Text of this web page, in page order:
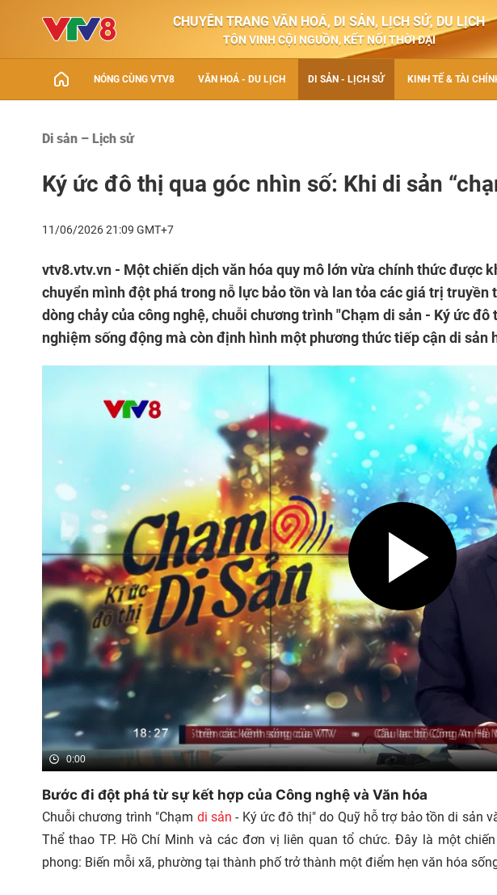
CHUYÊN TRANG VĂN HOÁ, DI SẢN, LỊCH SỬ, DU LỊCH
TÔN VINH CỘI NGUỒN, KẾT NỐI THỜI ĐẠI
NÓNG CÙNG VTV8 VĂN HOÁ - DU LỊCH DI SẢN - LỊCH SỬ KINH TẾ & TÀI
Di sản – Lịch sử
Ký ức đô thị qua góc nhìn số: Khi di sản
11/06/2026 21:09 GMT+7
vtv8.vtv.vn - Một chiến dịch văn hóa quy mô lớn vừa chính thức được
chuyển mình đột phá trong nỗ lực bảo tồn và lan tỏa các giá trị truyền
dòng chảy của công nghệ, chuỗi chương trình "Chạm di sản - Ký ức
nghiệm sống động mà còn định hình một phương thức tiếp cận di sản
0:00
Bước đi đột phá từ sự kết hợp của Công nghệ và Văn hóa
Chuỗi chương trình "Chạm di sản - Ký ức đô thị" do Quỹ hỗ trợ bảo tồn di sản
Thể thao TP. Hồ Chí Minh và các đơn vị liên quan tổ chức. Đây là một
phong: Biến mỗi xã, phường tại thành phố trở thành một điểm hẹn văn hóa